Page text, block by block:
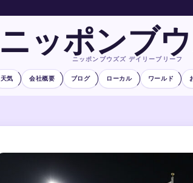
ニッポンブ
ニッポンブウズズ デイリーブリーフ
天気 会社概要 ブログ ローカル ワールド